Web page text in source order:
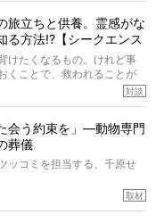
、そのフレンチブルドッグ
く同じであることに、なん
でした。
な暮らしを、BUHI編集長の
取らせていただきます。
旅立ちと供養。霊感がな
る方法!?【シークエンス
けたくなるもの。けれど事
くことで、救われることが
ンスはやとも」さんに、愛
タビュー。
大の犬好きで心霊分野の知
やおもちゃはどうすればい
対談
会う約束を」―動物専門
葬儀
ッコミを担当する、千原せ
取材